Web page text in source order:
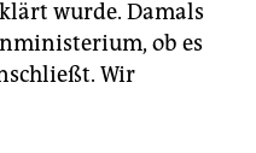
wurde. Damals
ob es
Wir